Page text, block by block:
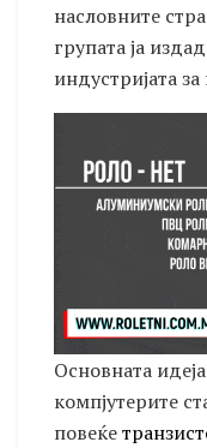
насловните
групата ја
индустријата
Основната
компјутерите
повеќе